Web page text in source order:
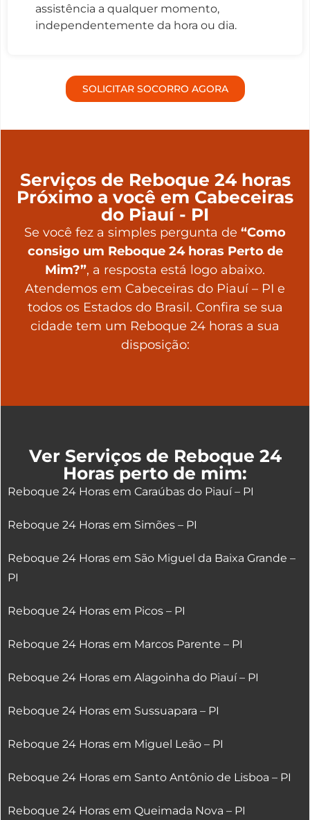
assistência a qualquer momento,
independentemente da hora ou dia.
SOLICITAR SOCORRO AGORA
Serviços de Reboque 24 horas
Próximo a você em Cabeceiras
do Piauí - PI
Se você fez a simples pergunta de “Como
consigo um Reboque 24 horas Perto de
Mim?”, a resposta está logo abaixo.
Atendemos em Cabeceiras do Piauí – PI e
todos os Estados do Brasil. Confira se sua
cidade tem um Reboque 24 horas a sua
disposição:
Ver Serviços de Reboque 24
Horas perto de mim:
Reboque 24 Horas em Caraúbas do Piauí – PI
Reboque 24 Horas em Simões – PI
Reboque 24 Horas em São Miguel da Baixa Grande –
PI
Reboque 24 Horas em Picos – PI
Reboque 24 Horas em Marcos Parente – PI
Reboque 24 Horas em Alagoinha do Piauí – PI
Reboque 24 Horas em Sussuapara – PI
Reboque 24 Horas em Miguel Leão – PI
Reboque 24 Horas em Santo Antônio de Lisboa – PI
Reboque 24 Horas em Queimada Nova – PI